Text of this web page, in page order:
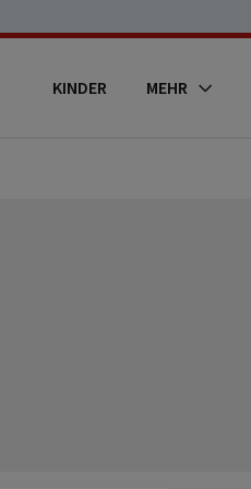
KINDER MEHR